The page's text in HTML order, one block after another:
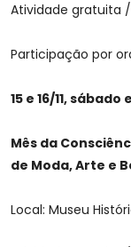
Atividade gratuita
Participação por
15 e 16/11,
Mês da
de Moda, Arte e
Local: Museu